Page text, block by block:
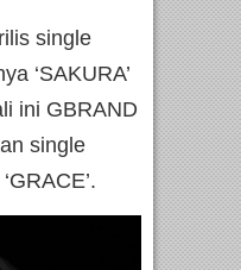
single
‘SAKURA’
ini GBRAND
single